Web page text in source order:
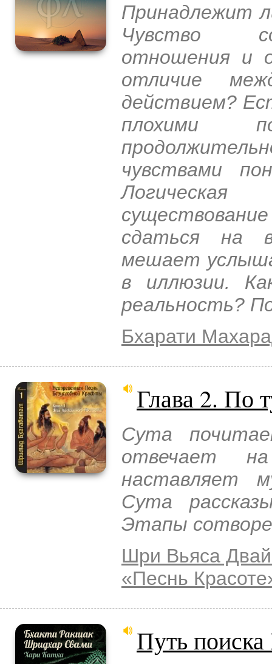
Принадлежит
Чувство
отношения и
отличие
действием?
плохими
чувствами
сдаться на
мешает
в иллюзии.
реальность?
Бхарати
Глава 2. По
Сута
отвечает
наставляет
Сута
Этапы
Шри Вьяса
«Песнь
Путь